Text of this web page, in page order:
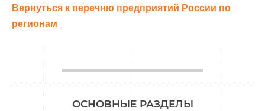
Вернуться к перечню предприятий России по
регионам
________________
ОСНОВНЫЕ РАЗДЕЛЫ